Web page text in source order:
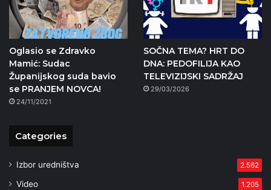
Oglasio se Zdravko
Mamić: Sudac
Županijskog suda bavio
se PRANJEM NOVCA!
24/11/2021
SOČNA TEMA? HRT DO
DNA: PEDOFILIJA KAO
TELEVIZIJSKI SADRŽAJ
29/03/2026
Categories
Izbor uredništva 2.562
Video 1.205